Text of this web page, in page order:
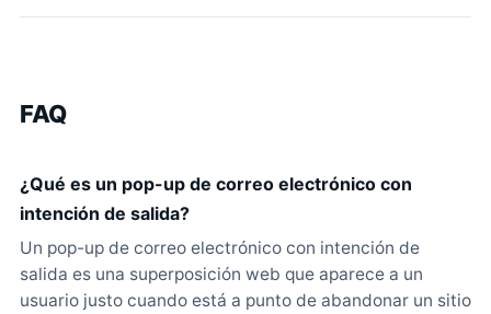
FAQ
¿Qué es un pop-up de correo electrónico con
intención de salida?
Un pop-up de correo electrónico con intención de
salida es una superposición web que aparece a un
usuario justo cuando está a punto de abandonar un sitio